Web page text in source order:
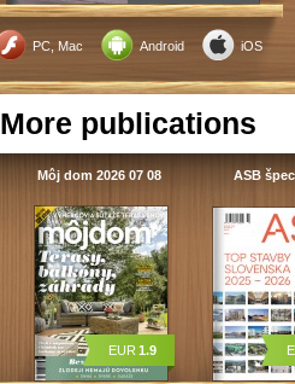
PC, Mac Android iOS
More publications
Môj dom 2026 07 08
EUR 1.9
ASB